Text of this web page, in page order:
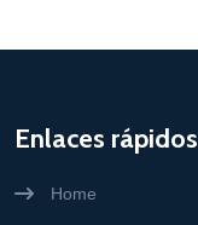
Enlaces rápidos
Home